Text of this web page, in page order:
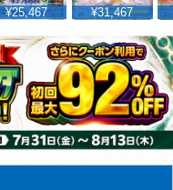
¥25,467 ¥31,467